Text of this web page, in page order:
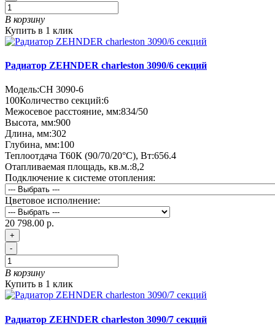
В корзину
Купить в 1 клик
Радиатор ZEHNDER charleston 3090/6 секций
Модель:CH 3090-6
100Количество секций:6
Межосевое расстояние, мм:834/50
Высота, мм:900
Длина, мм:302
Глубина, мм:100
Теплоотдача Т60К (90/70/20°C), Вт:656.4
Отапливаемая площадь, кв.м.:8,2
Подключение к системе отопления:
Цветовое исполнение:
20 798.00 р.
+
-
В корзину
Купить в 1 клик
Радиатор ZEHNDER charleston 3090/7 секций